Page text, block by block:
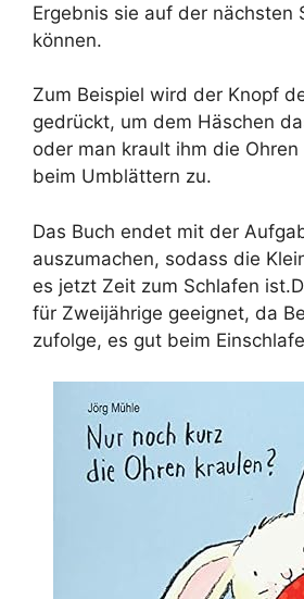
Ergebnis sie auf der nächsten
können.
Zum Beispiel wird der Knopf
gedrückt, um dem Häschen
oder man krault ihm die
beim Umblättern zu.
Das Buch endet mit der
auszumachen, sodass die
es jetzt Zeit zum Schlafen
für Zweijährige geeignet, da
zufolge, es gut beim